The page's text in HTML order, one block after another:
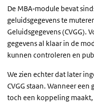
De MBA‑module bevat
geluidsgegevens te
Geluidsgegevens (CVGG).
gegevens al klaar in de
kunnen controleren en
We zien echter dat later
CVGG staan. Wanneer
toch een koppeling